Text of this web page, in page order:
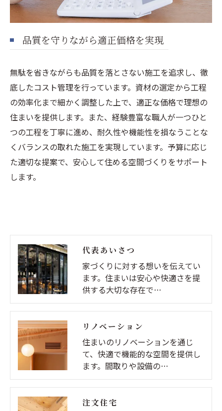
品質を守りながら適正価格を実現
無駄を省きながらも品質を落とさない施工を追求し、徹
底したコスト管理を行っています。資材の選定から工程
の効率化まで細かく調整した上で、適正な価格で理想の
住まいを提供します。また、経験豊富な職人が一つひと
つの工程を丁寧に進め、耐久性や機能性を損なうことな
くバランスの取れた施工を実現しています。予算に応じ
た適切な提案で、安心して住める空間づくりをサポート
します。
代表あいさつ
家づくりに対する想いを伝えてい
ます。住まいは安心や快適さを提
供する大切な存在で…
リノベーション
住まいのリノベーションを通じ
て、快適で機能的な空間を提供し
ます。間取りや設備の…
注文住宅